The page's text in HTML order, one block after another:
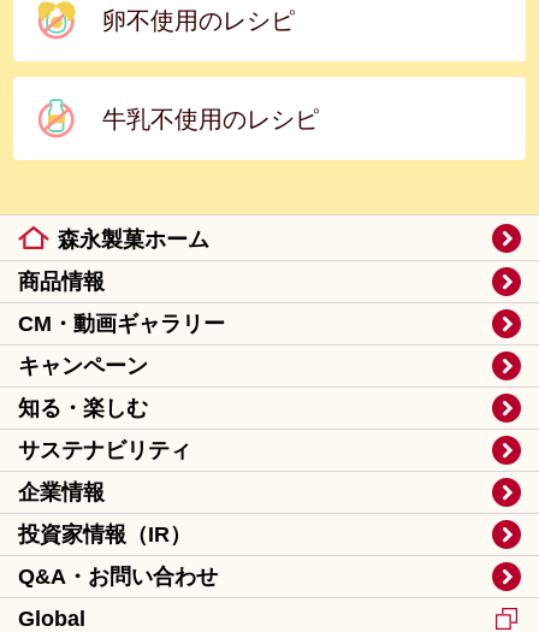
卵不使用のレシピ
牛乳不使用のレシピ
森永製菓ホーム
商品情報
CM・動画ギャラリー
キャンペーン
知る・楽しむ
サステナビリティ
企業情報
投資家情報（IR）
Q&A・お問い合わせ
Global